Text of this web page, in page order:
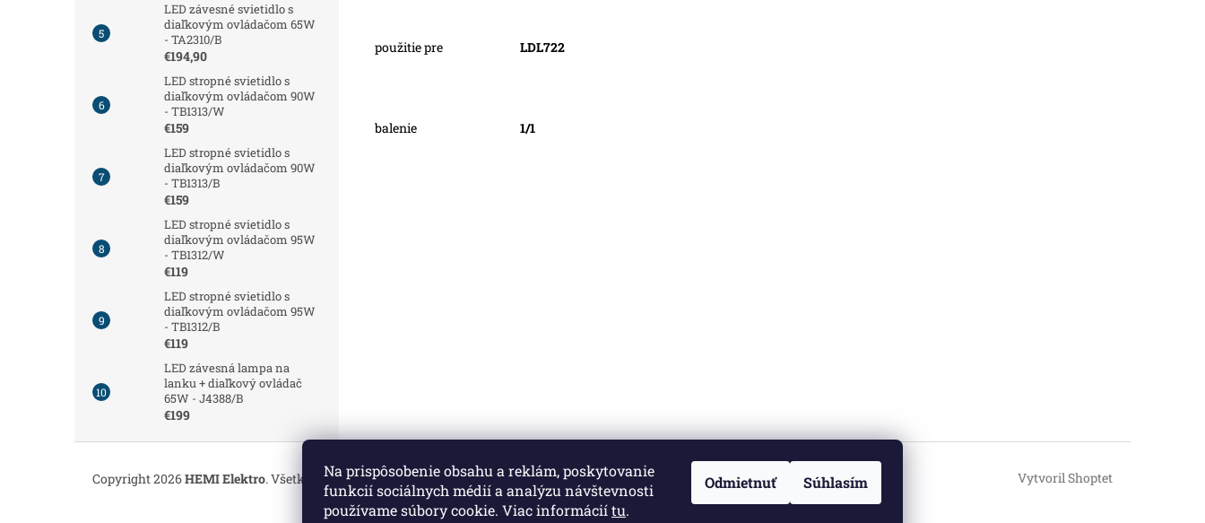
Na prispôsobenie obsahu a reklám, poskytovanie
funkcií sociálnych médií a analýzu návštevnosti
používame súbory cookie. Viac informáciítu.
Odmietnuť Súhlasím
LED závesné svietidlo s
diaľkovým ovládačom 65W
- TA2310/B
€194,90
LED stropné svietidlo s
diaľkovým ovládačom 90W
- TB1313/W
€159
LED stropné svietidlo s
diaľkovým ovládačom 90W
- TB1313/B
€159
LED stropné svietidlo s
diaľkovým ovládačom 95W
- TB1312/W
€119
LED stropné svietidlo s
diaľkovým ovládačom 95W
- TB1312/B
€119
LED závesná lampa na
lanku + diaľkový ovládač
65W - J4388/B
€199
použitie pre LDL722
balenie 1/1
Vytvoril Shoptet
Copyright 2026HEMI Elektro. Všetky práva vyhradené.Upraviť nastavenie cookies